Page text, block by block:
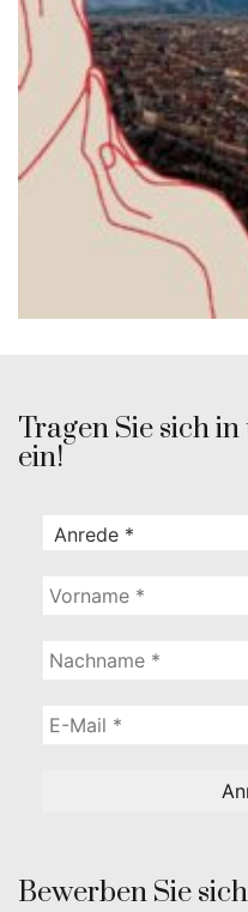
Tragen Sie sich
ein!
Bewerben Sie